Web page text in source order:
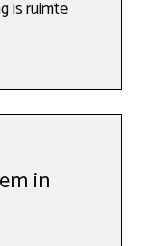
is ruimte
in